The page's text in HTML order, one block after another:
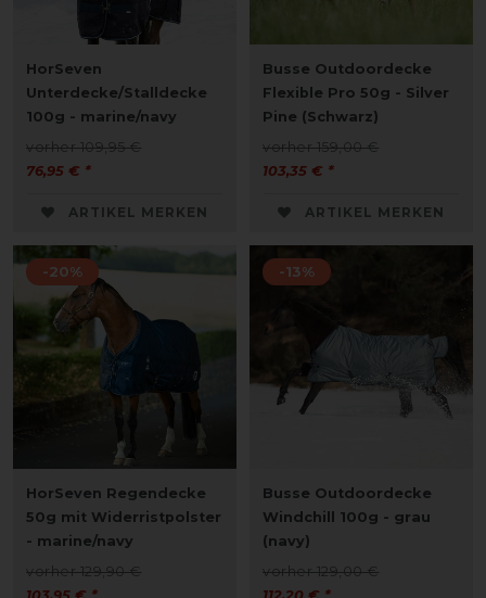
HorSeven
Unterdecke/Stalldecke
100g - marine/navy
vorher 109,95 €
76,95 € *
ARTIKEL MERKEN
Busse Outdoordecke
Flexible Pro 50g - Silver
Pine (Schwarz)
vorher 159,00 €
103,35 € *
ARTIKEL MERKEN
-20%
HorSeven Regendecke
50g mit Widerristpolster
- marine/navy
vorher 129,90 €
-13%
Busse Outdoordecke
Windchill 100g - grau
(navy)
vorher 129,00 €